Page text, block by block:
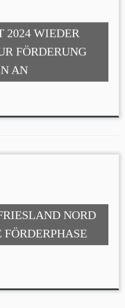
2024 WIEDER
FÖRDERUNG
AN
NORD